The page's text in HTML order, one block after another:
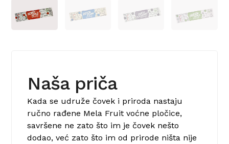
Naša priča
Kada se udruže čovek i priroda nastaju
ručno rađene Mela Fruit voćne pločice,
savršene ne zato što im je čovek nešto
dodao, već zato što im od prirode ništa nije